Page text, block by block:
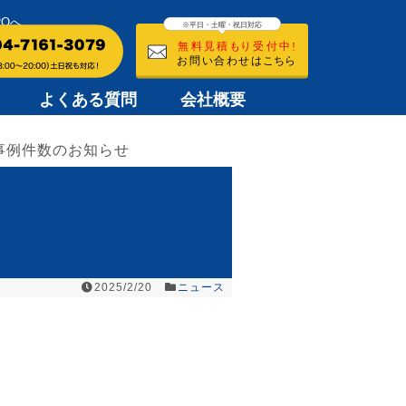
へ。
よくある質問 会社概要
件数のお知らせ
2025/2/20 ニュース